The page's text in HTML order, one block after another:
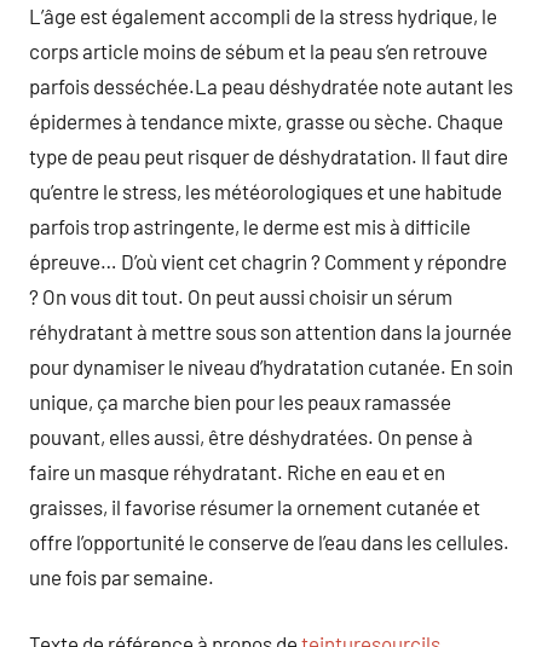
L’âge est également accompli de la stress hydrique, le
corps article moins de sébum et la peau s’en retrouve
parfois desséchée.La peau déshydratée note autant les
épidermes à tendance mixte, grasse ou sèche. Chaque
type de peau peut risquer de déshydratation. Il faut dire
qu’entre le stress, les météorologiques et une habitude
parfois trop astringente, le derme est mis à difficile
épreuve… D’où vient cet chagrin ? Comment y répondre
? On vous dit tout. On peut aussi choisir un sérum
réhydratant à mettre sous son attention dans la journée
pour dynamiser le niveau d’hydratation cutanée. En soin
unique, ça marche bien pour les peaux ramassée
pouvant, elles aussi, être déshydratées. On pense à
faire un masque réhydratant. Riche en eau et en
graisses, il favorise résumer la ornement cutanée et
offre l’opportunité le conserve de l’eau dans les cellules.
une fois par semaine.